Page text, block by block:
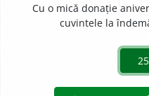
surse
feminin
Cu o mică donație
cuvintele la